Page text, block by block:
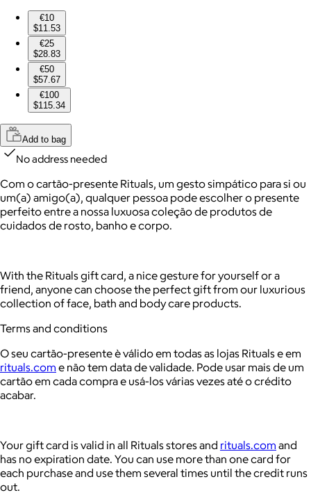
€10
$11.53
€25
$28.83
€50
$57.67
€100
$115.34
Add to bag
No address needed
Com o cartão-presente Rituals, um gesto simpático para si ou
um(a) amigo(a), qualquer pessoa pode escolher o presente
perfeito entre a nossa luxuosa coleção de produtos de
cuidados de rosto, banho e corpo.
With the Rituals gift card, a nice gesture for yourself or a
friend, anyone can choose the perfect gift from our luxurious
collection of face, bath and body care products.
Terms and conditions
O seu cartão-presente è válido em todas as lojas Rituals e em
rituals.com e não tem data de validade. Pode usar mais de um
cartão em cada compra e usá-los várias vezes até o crédito
acabar.
Your gift card is valid in all Rituals stores and rituals.com and
has no expiration date. You can use more than one card for
each purchase and use them several times until the credit runs
out.